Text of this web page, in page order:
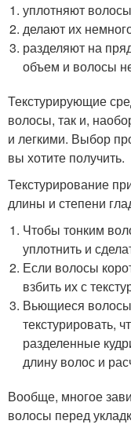
уплотняют
делают их
разделяют на
объем и волосы
Текстурирующие
волосы, так и,
и легкими. Выбор
вы хотите получить.
Текстурирование
длины и степени
Чтобы тонким
уплотнить и
Если волосы
взбить их с
Вьющиеся
текстурировать,
разделенные
длину волос и
Вообще, многое
волосы перед